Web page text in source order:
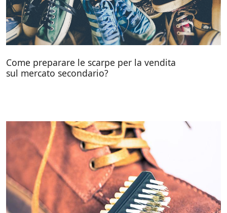
Come preparare le scarpe per la vendita
sul mercato secondario?